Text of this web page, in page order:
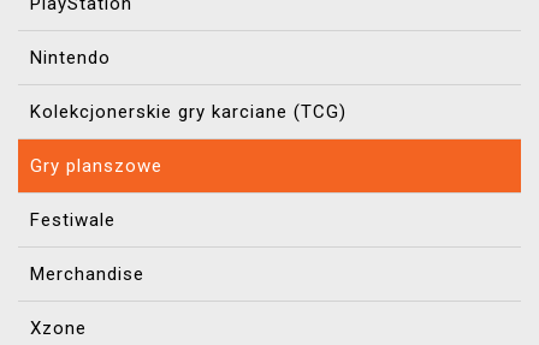
Nintendo
Kolekcjonerskie gry karciane (TCG)
Gry planszowe
Festiwale
Merchandise
Xzone